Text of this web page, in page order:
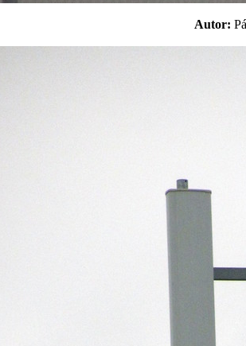
Autor: